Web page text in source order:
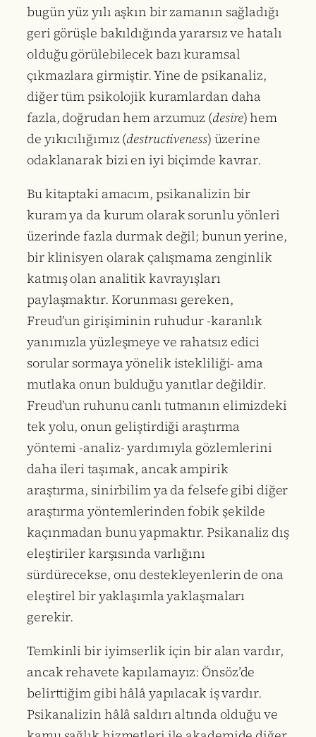
bugün yüz yılı aşkın bir zamanın sağladığı
geri görüşle bakıldığında yararsız ve hatalı
olduğu görülebilecek bazı kuramsal
çıkmazlara girmiştir. Yine de psikanaliz,
diğer tüm psikolojik kuramlardan daha
fazla, doğrudan hem arzumuz (desire) hem
de yıkıcılığımız (destructiveness) üzerine
odaklanarak bizi en iyi biçimde kavrar.
Bu kitaptaki amacım, psikanalizin bir
kuram ya da kurum olarak sorunlu yönleri
üzerinde fazla durmak değil; bunun yerine,
bir klinisyen olarak çalışmama zenginlik
katmış olan analitik kavrayışları
paylaşmaktır. Korunması gereken,
Freud’un girişiminin ruhudur -karanlık
yanımızla yüzleşmeye ve rahatsız edici
sorular sormaya yönelik istekliliği- ama
mutlaka onun bulduğu yanıtlar değildir.
Freud’un ruhunu canlı tutmanın elimizdeki
tek yolu, onun geliştirdiği araştırma
yöntemi -analiz- yardımıyla gözlemlerini
daha ileri taşımak, ancak ampirik
araştırma, sinirbilim ya da felsefe gibi diğer
araştırma yöntemlerinden fobik şekilde
kaçınmadan bunu yapmaktır. Psikanaliz dış
eleştiriler karşısında varlığını
sürdürecekse, onu destekleyenlerin de ona
eleştirel bir yaklaşımla yaklaşmaları
gerekir.
Temkinli bir iyimserlik için bir alan vardır,
ancak rehavete kapılamayız: Önsöz’de
belirttiğim gibi hâlâ yapılacak iş vardır.
Psikanalizin hâlâ saldırı altında olduğu ve